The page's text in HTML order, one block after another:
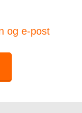
og e-post